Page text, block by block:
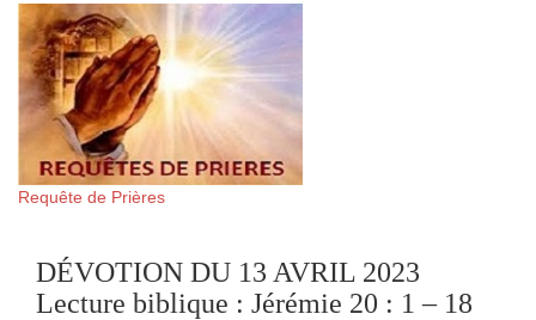
Requête de Prières
DÉVOTION DU 13 AVRIL 2023
Lecture biblique : Jérémie 20 : 1 – 18